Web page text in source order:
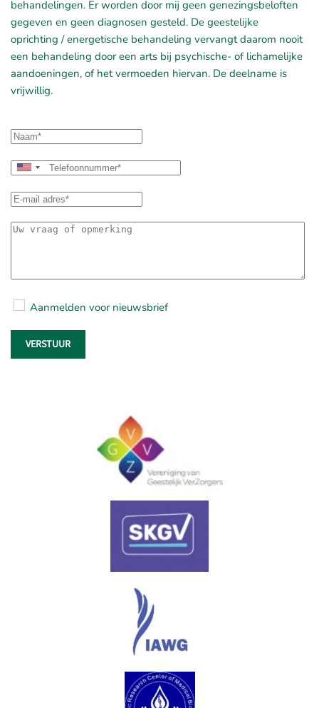
behandelingen. Er worden door mij geen genezingsbeloften
gegeven en geen diagnosen gesteld. De geestelijke
oprichting / energetische behandeling vervangt daarom nooit
een behandeling door een arts bij psychische- of lichamelijke
aandoeningen, of het vermoeden hiervan. De deelname is
vrijwillig.
United
States
+1
Aanmelden voor nieuwsbrief
VERSTUUR